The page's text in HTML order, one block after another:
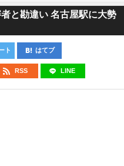
と勘違い 名古屋駅に大勢
ト はてブ
RSS LINE